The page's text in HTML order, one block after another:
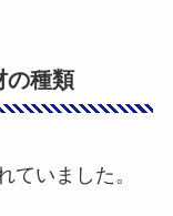
の種類
ていました。